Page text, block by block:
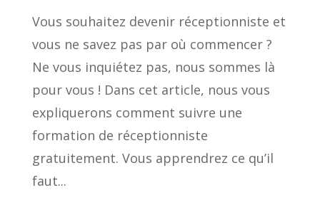
Vous souhaitez devenir réceptionniste et
vous ne savez pas par où commencer ?
Ne vous inquiétez pas, nous sommes là
pour vous ! Dans cet article, nous vous
expliquerons comment suivre une
formation de réceptionniste
gratuitement. Vous apprendrez ce qu’il
faut...